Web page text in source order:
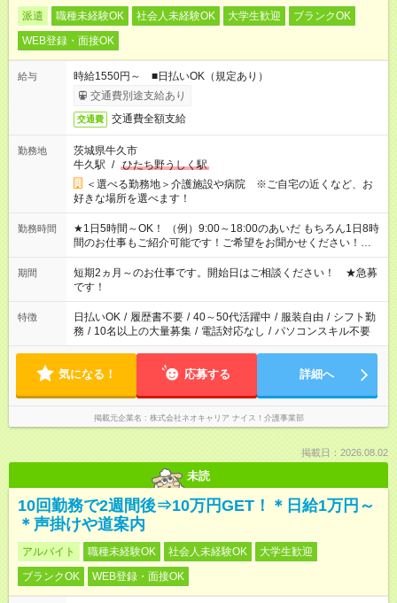
派遣 職種未経験OK 社会人未経験OK 大学生歓迎
ブランクOK
WEB登録・面接OK
給与
時給1550円～ ■日払いOK（規定あり）
交通費別途支給あり
交通費 交通費全額支給
勤務地
茨城県牛久市
牛久駅 / ひたち野うしく駅
＜選べる勤務地＞介護施設や病院 ※ご自宅の近くなど、お
好きな場所を選べます！
勤務時間
★1日5時間～OK！ （例）9:00～18:00のあいだ もちろん1日8時
間のお仕事もご紹介可能です！ご希望をお聞かせください！★家
庭の都合でお休みが必要な場合も遠慮なくご相談ください。 ※
週最低15時間以上の勤務が必要です
期間
短期2ヵ月～のお仕事です。開始日はご相談ください！ ★急募
です！
特徴 日払いOK / 履歴書不要 / 40～50代活躍中 / 服装自由 / シフト勤
務 / 10名以上の大量募集 / 電話対応なし / パソコンスキル不要
気になる！ 応募する 詳細へ
掲載元企業名 株式会社ネオキャリア ナイス！介護事業部
掲載日：2026.08.02
未読
10回勤務で2週間後⇒10万円GET！＊日給1万円～
＊声掛けや道案内
アルバイト 職種未経験OK 社会人未経験OK
大学生歓迎
ブランクOK
WEB登録・面接OK